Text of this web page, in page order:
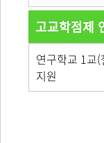
고교학점제
연구학교 1교
지원